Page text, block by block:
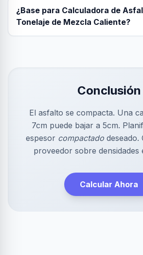
¿Base para Calculadora de
Tonelaje de Mezcla Caliente?
Conclusión
El asfalto se compacta. Una
7cm puede bajar a 5cm.
espesor compactado deseado.
proveedor sobre densidades
Calcular Ahora